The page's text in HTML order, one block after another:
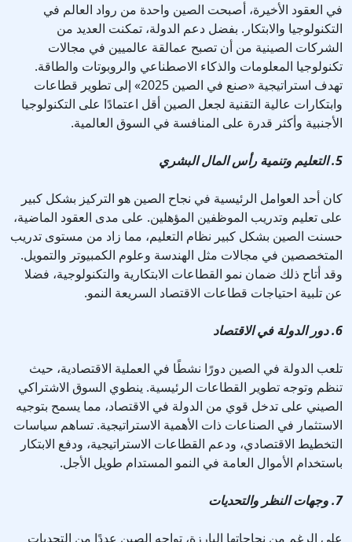
في العقود الأخيرة، أصبحت الصين واحدة من رواد العالم في
التكنولوجيا والابتكار. بفضل دعم الدولة، تمكنت العديد من
الشركات الصينية من أن تصبح عمالقة عالميين في مجالات
تكنولوجيا المعلومات والذكاء الاصطناعي والروبوتات والطاقة.
تهدف استراتيجية «صنع في الصين 2025» إلى تطوير قطاعات
وابتكارات عالية التقنية لجعل الصين أقل اعتمادًا على التكنولوجيا
الأجنبية وأكثر قدرة على المنافسة في السوق العالمية.
5. التعليم وتنمية رأس المال البشري
كان أحد العوامل الرئيسية في نجاح الصين هو التركيز بشكل كبير
على تعليم وتدريب الموظفين المؤهلين. على مدى العقود الماضية،
حسنت الصين بشكل كبير نظام التعليم، مما زاد من مستوى تدريب
المتخصصين في مجالات مثل الهندسة وعلوم الكمبيوتر والتمويل.
وقد أتاح ذلك ضمان نمو القطاعات الابتكارية والتكنولوجية، فضلا
عن تلبية احتياجات قطاعات الاقتصاد السريعة النمو.
6. دور الدولة في الاقتصاد
تلعب الدولة في الصين دورًا نشطًا في العملية الاقتصادية، حيث
تنظم وتوجه تطوير القطاعات الرئيسية. ينطوي السوق الاشتراكي
الصيني على تدخل قوي من الدولة في الاقتصاد، مما يسمح بتوجيه
الاستثمار في الصناعات ذات الأهمية الاستراتيجية. تساهم سياسات
التخطيط الاقتصادي، ودعم القطاعات الاستراتيجية، ودفع الابتكار
باستخدام الأموال العامة في النمو المستدام طويل الأجل.
7. وجهات النظر والتحديات
على الرغم من نجاحاتها البارزة، تواجه الصين عددًا من التحديات